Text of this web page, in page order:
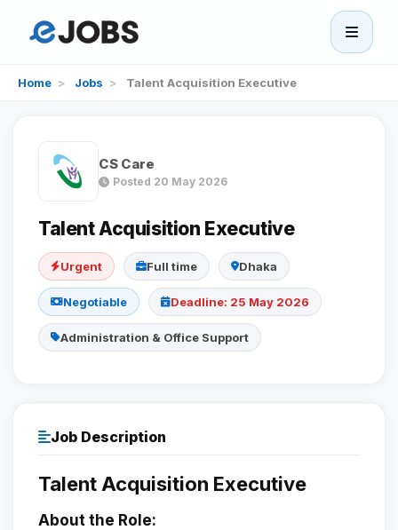
Browse Jobs
Projects
Candidates
Companies
Reviews
Our Team
Home > Jobs > Talent Acquisition Executive
CS Care
Posted 20 May 2026
Talent Acquisition Executive
Urgent Full time Dhaka
Negotiable Deadline: 25 May 2026
Administration & Office Support
Job Description
Talent Acquisition Executive
About the Role: